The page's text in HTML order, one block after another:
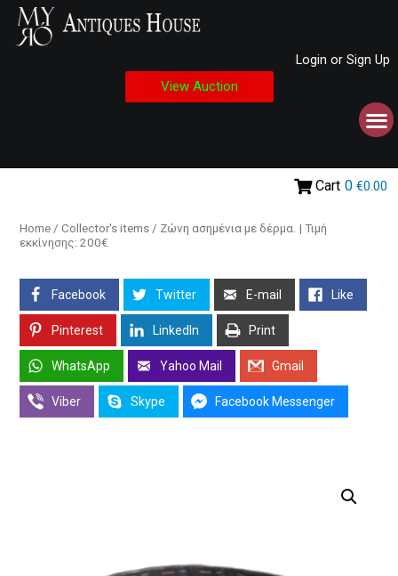
Login or Sign Up
View Auction
Cart 0 €0.00
Home / Collector's items / Ζώνη ασημένια με δέρμα. | Τιμή
εκκίνησης: 200€
Facebook Twitter E-mail Like
Pinterest LinkedIn Print
WhatsApp Yahoo Mail Gmail
Viber Skype Facebook Messenger